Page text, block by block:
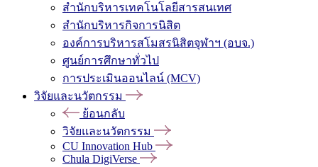
สำนักบริหารเทคโนโลยีสารสนเทศ
สำนักบริหารกิจการนิสิต
องค์การบริหารสโมสรนิสิตจุฬาฯ (อบจ.)
ศูนย์การศึกษาทั่วไป
การประเมินออนไลน์ (MCV)
วิจัยและนวัตกรรม
ย้อนกลับ
วิจัยและนวัตกรรม
CU Innovation Hub
Chula DigiVerse